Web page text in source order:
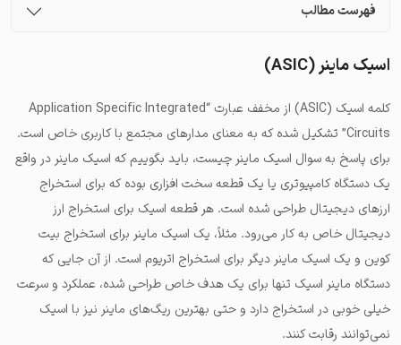
فهرست مطالب
اسیک ماینر (ASIC)
کلمه اسیک (ASIC) از مخفف عبارت “Application Specific Integrated
Circuits” تشکیل شده که به معنای مدارهای مجتمع با کاربری خاص است.
برای پاسخ به سوال اسیک ماینر چیست، باید بگوییم که اسیک ماینر در واقع
یک دستگاه کامپیوتری یا یک قطعه سخت افزاری بوده که برای استخراج
ارزهای دیجیتال طراحی شده است. هر قطعه اسیک برای استخراج ارز
دیجیتال خاص به کار می‌رود. مثلاً، یک اسیک ماینر برای استخراج بیت
کوین و یک اسیک ماینر دیگر برای استخراج اتریوم است. از آن جایی که
دستگاه ماینر اسیک تنها برای یک هدف خاص طراحی شده، عملکرد و سرعت
خیلی خوبی در استخراج دارد و حتی بهترین ریگ‌های ماینر نیز با اسیک
نمی‌توانند رقابت کنند.